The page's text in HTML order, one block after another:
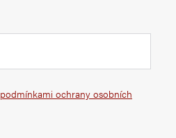
podmínkami ochrany osobních